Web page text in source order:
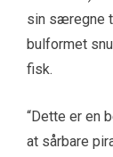
sin særegne
bulformet
fisk.
“Dette er en
at sårbare